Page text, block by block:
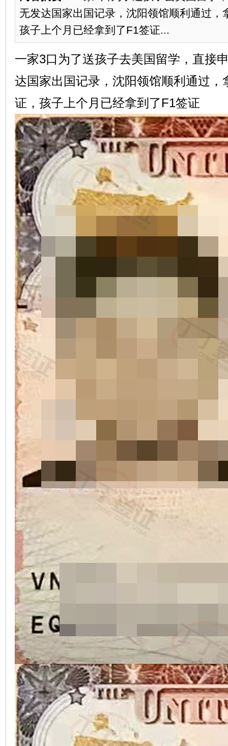
无发达国家出国记录，沈阳领馆顺利通过，
孩子上个月已经拿到了F1签证...
一家3口为了送孩子去美国留学，直接
达国家出国记录，沈阳领馆顺利通过，
证，孩子上个月已经拿到了F1签证